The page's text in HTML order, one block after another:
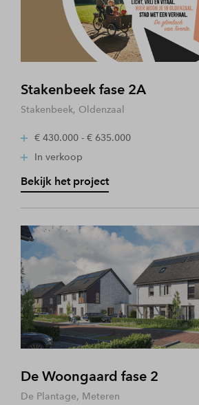
Stakenbeek fase 2A
Stakenbeek, Oldenzaal
€ 430.000 - € 635.000
In verkoop
Bekijk het project
De Woongaard fase 2
De Plantage, Meteren